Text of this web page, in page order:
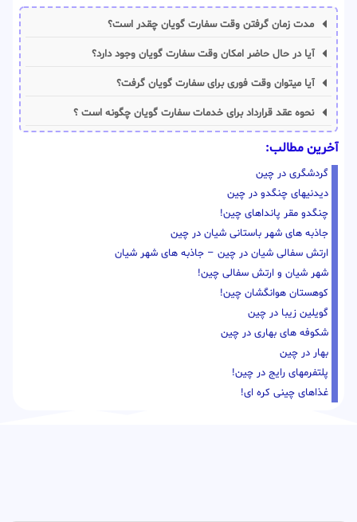
مدت زمان گرفتن وقت سفارت گویان چقدر است؟
آیا در حال حاضر امکان وقت سفارت گویان وجود دارد؟
آیا میتوان وقت فوری برای سفارت گویان گرفت؟
نحوه عقد قرارداد برای خدمات سفارت گویان چگونه است ؟
آخرین مطالب:
گردشگری در چین
دیدنیهای چنگدو در چین
چنگدو مقر پانداهای چین!
جاذبه های شهر باستانی شیان در چین
ارتش سفالی شیان در چین – جاذبه های شهر شیان
شهر شیان و ارتش سفالی چین!
کوهستان هوانگشان چین!
گویلین زیبا در چین
شکوفه های بهاری در چین
بهار در چین
پلتفرمهای رایج در چین!
غذاهای چینی کره ای!